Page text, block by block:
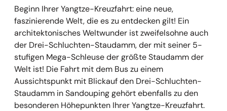
Beginn Ihrer Yangtze-Kreuzfahrt: eine neue,
faszinierende Welt, die es zu entdecken gilt! Ein
architektonisches Weltwunder ist zweifelsohne auch
der Drei-Schluchten-Staudamm, der mit seiner 5-
stufigen Mega-Schleuse der größte Staudamm der
Welt ist! Die Fahrt mit dem Bus zu einem
Aussichtspunkt mit Blickauf den Drei-Schluchten-
Staudamm in Sandouping gehört ebenfalls zu den
besonderen Höhepunkten Ihrer Yangtze-Kreuzfahrt.